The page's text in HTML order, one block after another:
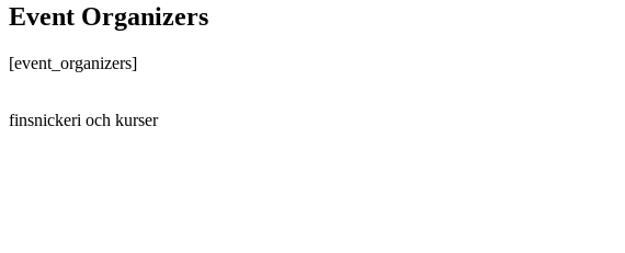
Event Organizers
[event_organizers]
finsnickeri och kurser